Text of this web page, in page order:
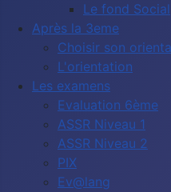
Le fond Social
Après la 3eme
Choisir son
L'orientation
Les examens
Evaluation 6ème
ASSR Niveau 1
ASSR Niveau 2
PIX
Ev@lang